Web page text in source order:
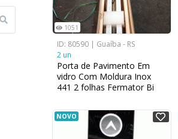
1051
ID: 80590 | Guaíba - RS
2 un
Porta de Pavimento Em
vidro Com Moldura Inox
441 2 folhas Fermator Bi
NOVO